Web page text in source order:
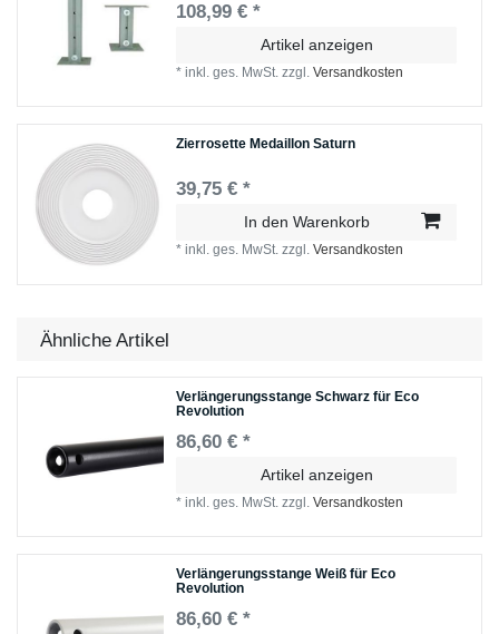
108,99 € *
Artikel anzeigen
*inkl. ges. MwSt. zzgl.Versandkosten
Zierrosette Medaillon Saturn
39,75 € *
In den Warenkorb
*inkl. ges. MwSt. zzgl.Versandkosten
Ähnliche Artikel
Verlängerungsstange Schwarz für Eco
Revolution
86,60 € *
Artikel anzeigen
*inkl. ges. MwSt. zzgl.Versandkosten
Verlängerungsstange Weiß für Eco
Revolution
86,60 € *